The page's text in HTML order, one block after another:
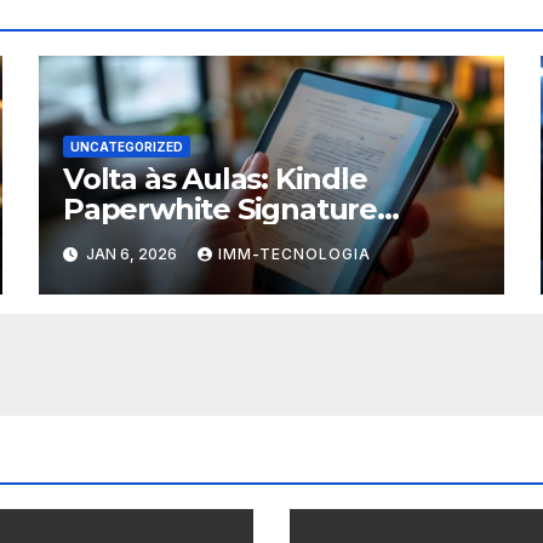
UNCATEGORIZED
Volta às Aulas: Kindle
Paperwhite Signature
Edition com Desconto
Imperdível para Turbinar
Seus Estudos!
JAN 6, 2026 IMM-TECNOLOGIA